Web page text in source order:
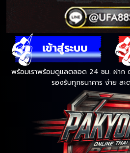
พร้อมเราพร้อมดูแลตลอด 24 ชม. ฝาก
รองรับทุกธนาคาร ง่าย ส